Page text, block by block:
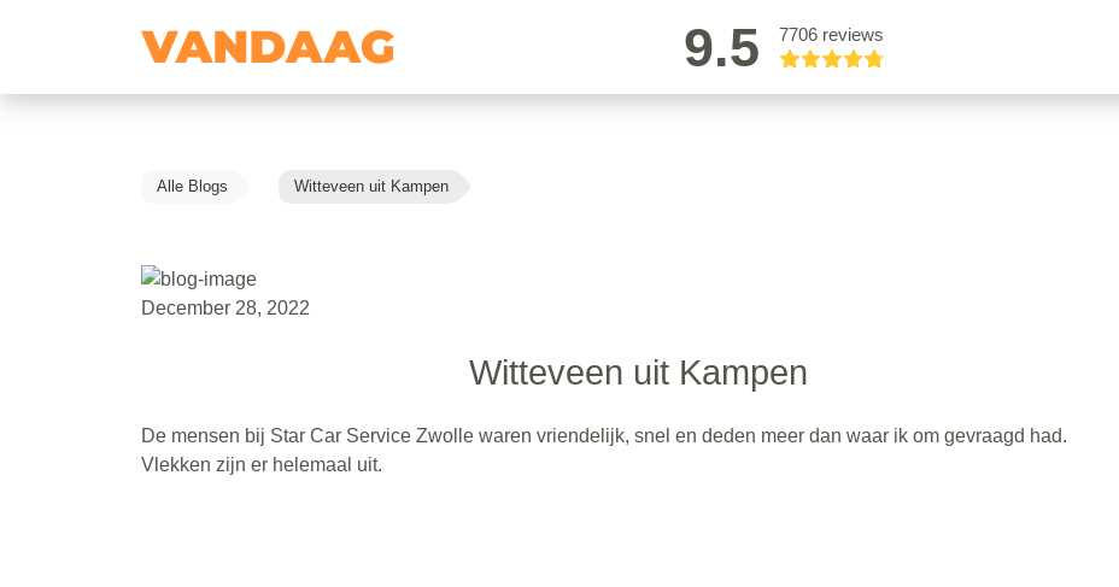
9.5 7706 reviews
Alle Blogs Witteveen uit Kampen
December 28, 2022
Witteveen uit Kampen
De mensen bij Star Car Service Zwolle waren vriendelijk, snel en deden meer dan waar ik om gevraagd had.
Vlekken zijn er helemaal uit.